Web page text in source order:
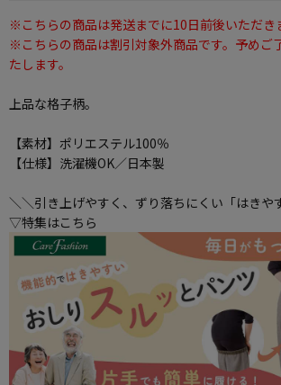
※こちらの商品は発送までに10日前後いただき
※こちらの商品は割引対象外商品です。予めご
たします。
上品な格子柄。
【素材】ポリエステル100％
【仕様】洗濯機OK／日本製
＼＼引き上げやすく、ずり落ちにくい「はきや
▽特集はこちら